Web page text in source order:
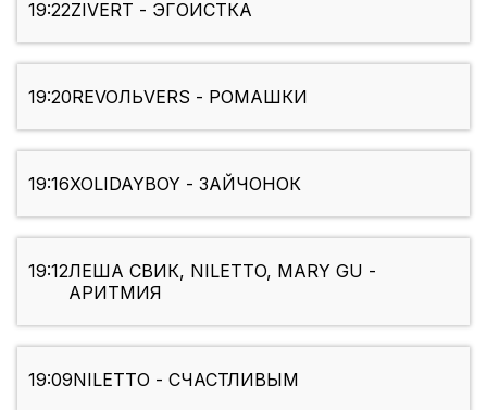
19:22ZIVERT - ЭГОИСТКА
19:20REVOЛЬVERS - РОМАШКИ
19:16XOLIDAYBOY - ЗАЙЧОНОК
19:12ЛЕША СВИК, NILETTO, MARY GU -
АРИТМИЯ
19:09NILETTO - СЧАСТЛИВЫМ